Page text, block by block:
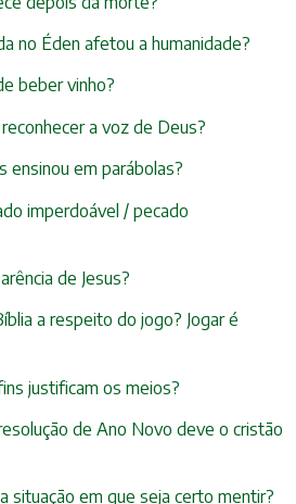
no Éden afetou a humanidade?
beber vinho?
a voz de Deus?
ensinou em parábolas?
imperdoável / pecado
de Jesus?
a respeito do jogo? Jogar é
justificam os meios?
de Ano Novo deve o cristão
situação em que seja certo mentir?